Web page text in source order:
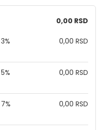
0,00 RSD
3% 0,00 RSD
5% 0,00 RSD
7% 0,00 RSD